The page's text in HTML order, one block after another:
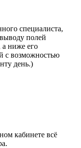
специалиста,
полей
а ниже его
с возможностью
день.)
кабинете всё